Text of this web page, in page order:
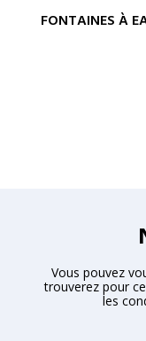
FONTAINES À
Vous pouvez
trouverez pour
les